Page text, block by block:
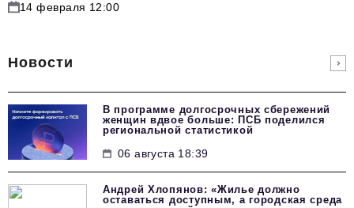
14 февраля 12:00
Новости
В программе долгосрочных сбережений
женщин вдвое больше: ПСБ поделился
региональной статистикой
06 августа 18:39
Андрей Хлопянов: «Жилье должно
оставаться доступным, а городская среда